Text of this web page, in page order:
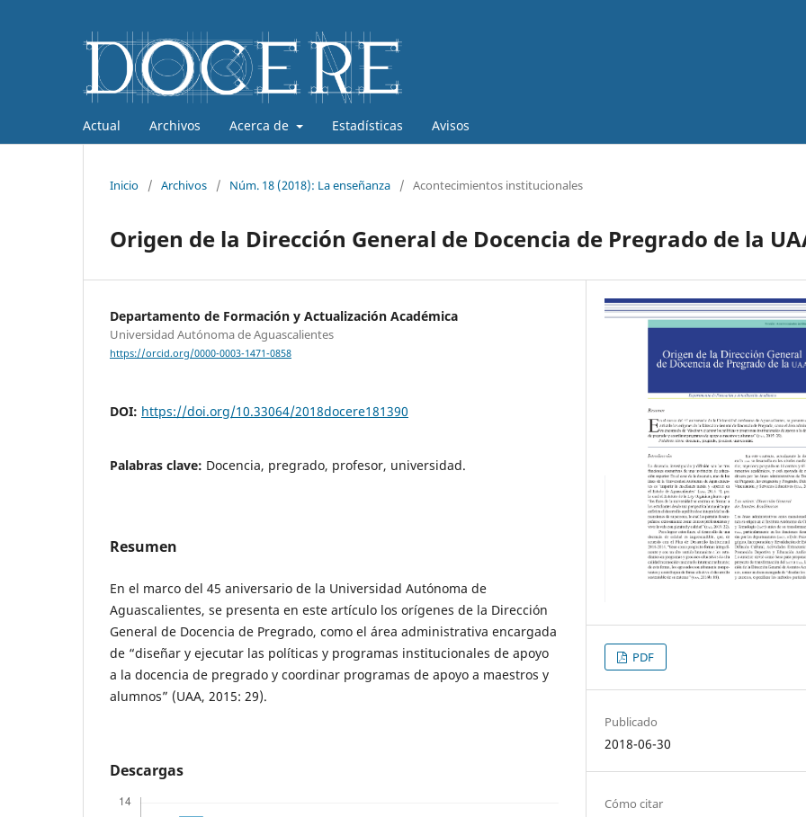
Actual Archivos Acerca de Estadísticas Avisos
Inicio / Archivos / Núm. 18 (2018): La enseñanza / Acontecimientos institucionales
Origen de la Dirección General de Docencia de Pregrado de la
Departamento de Formación y Actualización Académica
Universidad Autónoma de Aguascalientes
https://orcid.org/0000-0003-1471-0858
DOI: https://doi.org/10.33064/2018docere181390
Palabras clave: Docencia, pregrado, profesor, universidad.
Resumen
En el marco del 45 aniversario de la Universidad Autónoma de
Aguascalientes, se presenta en este artículo los orígenes de la Dirección
General de Docencia de Pregrado, como el área administrativa encargada
de “diseñar y ejecutar las políticas y programas institucionales de apoyo
a la docencia de pregrado y coordinar programas de apoyo a maestros y
alumnos” (UAA, 2015: 29).
Descargas
PDF
Publicado
2018-06-30
Cómo citar